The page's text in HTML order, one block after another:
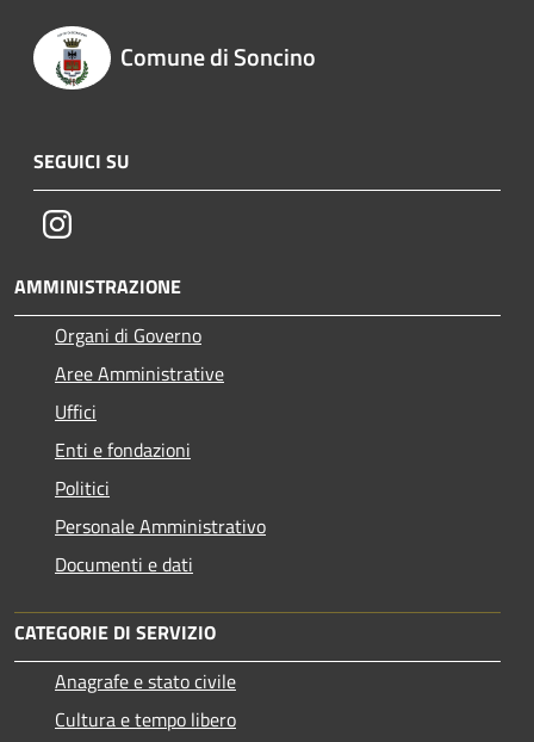
Comune di Soncino
SEGUICI SU
Instagram
AMMINISTRAZIONE
Organi di Governo
Aree Amministrative
Uffici
Enti e fondazioni
Politici
Personale Amministrativo
Documenti e dati
CATEGORIE DI SERVIZIO
Anagrafe e stato civile
Cultura e tempo libero